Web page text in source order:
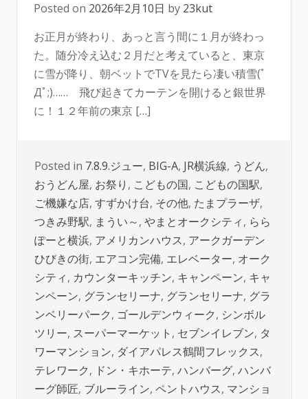
Posted on 2026年2月10日 by 23kut
お正月が終わり、あっと言う間に１月が終わっ
た。随分冷え込む２月だと考えていると、東京
に雪が降り、朝ベットでTVを見たら凄い積雪(ﾟ
Дﾟ;)…… 飛び起きてカーテンを開けると銀世界
に！１２年前の東京 […]
Posted in 7.8.9.ジュー, BIG-A, JR横浜線, うどん,
おうどん屋, お祭り , こどもの国, こどもの国駅,
ご機嫌な店, すずかけ台, その他, たまプラーザ,
つきみ野駅, まうい～, やまとオークシティ, らら
ぽーと横浜, アメリカンハウス, アークガーデン
ひびきの街, エアコン完備, エレベーター, オーク
シティ, カウンターキッチン, キャンペーン, キャ
ンペーン, グランセリーナ, グランセリーナ, グラ
ンベリーパーク, ゴールデンウィーク, シンボル
ツリー, スーパーマーケット , セブンイレブン, タ
ワーマンション, ダイアパレス鶴間フレックス,
テレワーク, ドン・キホーテ, ハンバーグ, ハンバ
ーグ師匠, ブルーライン, ペントハウス, マンショ